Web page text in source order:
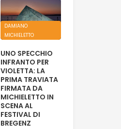
DAMIANO
MICHIELETTO
UNO SPECCHIO
INFRANTO PER
VIOLETTA: LA
PRIMA TRAVIATA
FIRMATA DA
MICHIELETTO IN
SCENA AL
FESTIVAL DI
BREGENZ